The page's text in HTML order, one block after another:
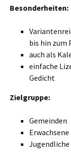
Besonderheiten:
bis hin zum
auch als
einfache
Gedicht
Zielgruppe:
Gemeinden
Erwachsene
Jugendliche